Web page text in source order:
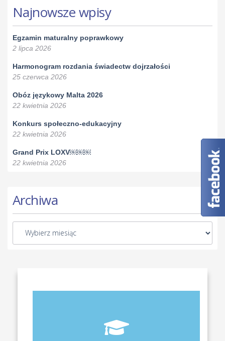
Najnowsze wpisy
Egzamin maturalny poprawkowy
2 lipca 2026
Harmonogram rozdania świadectw dojrzałości
25 czerwca 2026
Obóz językowy Malta 2026
22 kwietnia 2026
Konkurs społeczno-edukacyjny
22 kwietnia 2026
Grand Prix LOXV￼￼￼
22 kwietnia 2026
Archiwa